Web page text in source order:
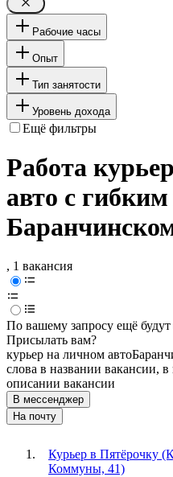
Рабочие часы
Опыт
Тип занятости
Уровень дохода
Ещё фильтры
Работа
авто с
, 1 вакансия
По вашему запросу ещё
Присылать вам?
курьер на личном авто
слова в названии вакансии,
описании вакансии
В мессенджер
На почту
Курьер в Пятёрочку
Коммуны, 41)